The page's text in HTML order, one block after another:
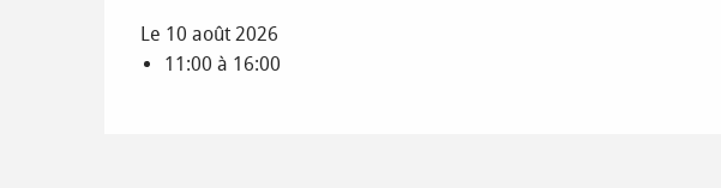
Le 10 août 2026
11:00 à 16:00